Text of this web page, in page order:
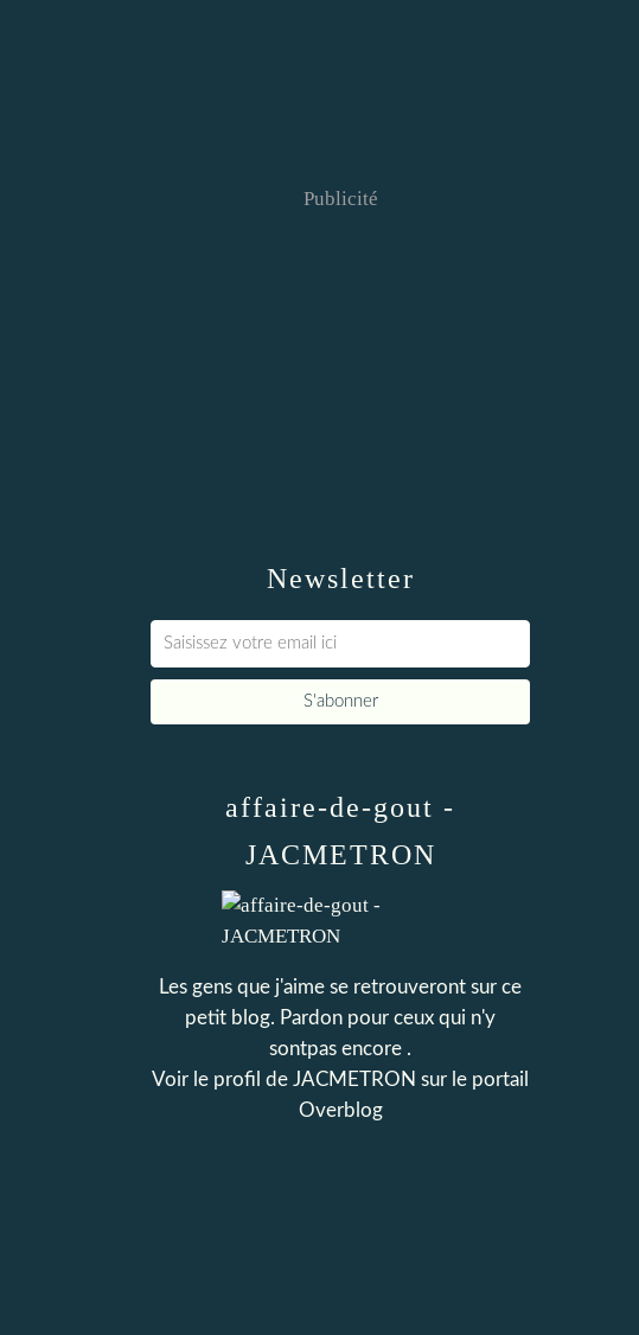
Newsletter
Publicité
affaire-de-gout -
JACMETRON
Les gens que j'aime se retrouveront sur ce
petit blog. Pardon pour ceux qui n'y
sontpas encore .
Voir le profil de JACMETRON sur le portail
Overblog